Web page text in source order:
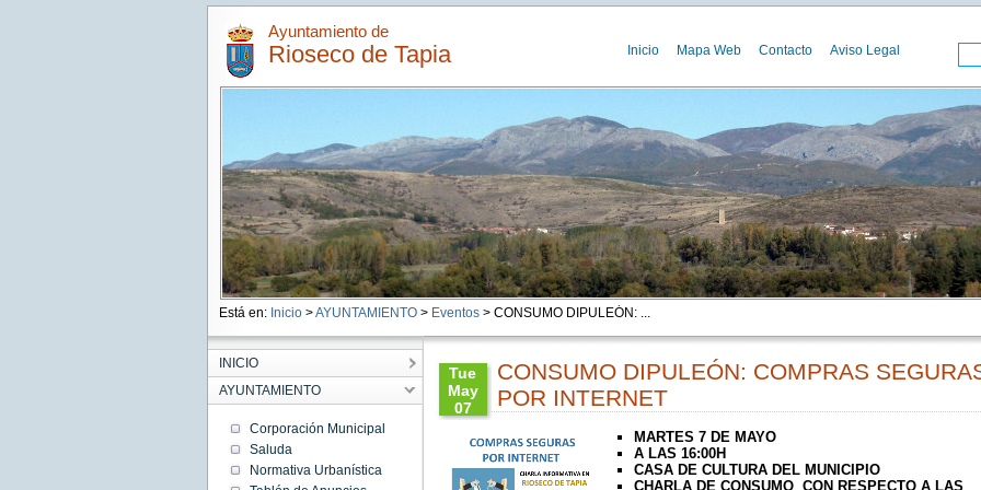
Ayuntamiento de
Rioseco de Tapia Inicio Mapa Web Contacto Aviso Legal
Está en: Inicio >AYUNTAMIENTO> Eventos> CONSUMO DIPULEÓN: ...
INICIO
AYUNTAMIENTO
Corporación Municipal
Saluda
Normativa Urbanística
Tue
May
07
CEST
Tue
CONSUMO DIPULEÓN: COMPRAS
POR INTERNET
MARTES 7 DE MAYO
A LAS 16:00H
CASA DE CULTURA DEL MUNICIPIO
CHARLA DE CONSUMO CON RESPECTO A LAS